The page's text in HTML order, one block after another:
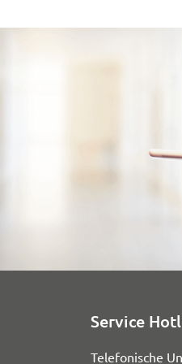
Service
Telefonische